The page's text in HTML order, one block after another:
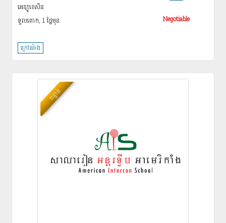
អេឌ្យូខេសិន
ទួលគោក, 1 ថ្ងៃ​មុន
ក្រៅម៉ោង
Negotiable
បន្ទាន់